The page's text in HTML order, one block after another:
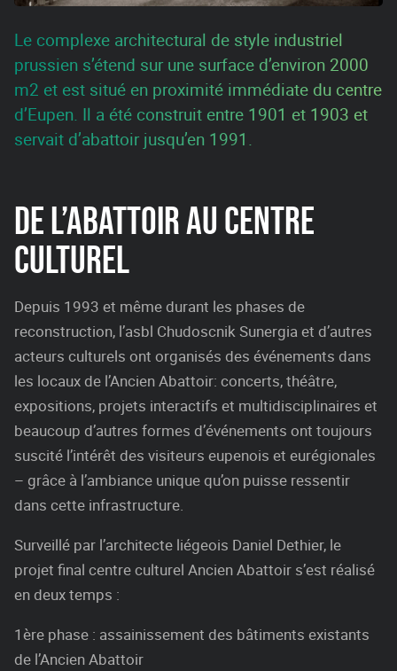
Le complexe architectural de style industriel
prussien s’étend sur une surface d’environ 2000
m2 et est situé en proximité immédiate du centre
d’Eupen. Il a été construit entre 1901 et 1903 et
servait d’abattoir jusqu’en 1991.
DE L’ABATTOIR AU CENTRE
CULTUREL
Depuis 1993 et même durant les phases de
reconstruction, l’asbl Chudoscnik Sunergia et d’autres
acteurs culturels ont organisés des événements dans
les locaux de l’Ancien Abattoir: concerts, théâtre,
expositions, projets interactifs et multidisciplinaires et
beaucoup d’autres formes d’événements ont toujours
suscité l’intérêt des visiteurs eupenois et eurégionales
– grâce à l’ambiance unique qu’on puisse ressentir
dans cette infrastructure.
Surveillé par l’architecte liégeois Daniel Dethier, le
projet final centre culturel Ancien Abattoir s’est réalisé
en deux temps :
1ère phase : assainissement des bâtiments existants
de l’Ancien Abattoir